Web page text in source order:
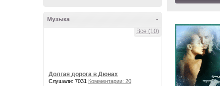
-
Музыка
Все (10)
Долгая дорога в Дюнах
Слушали: 7031 Комментарии: 20